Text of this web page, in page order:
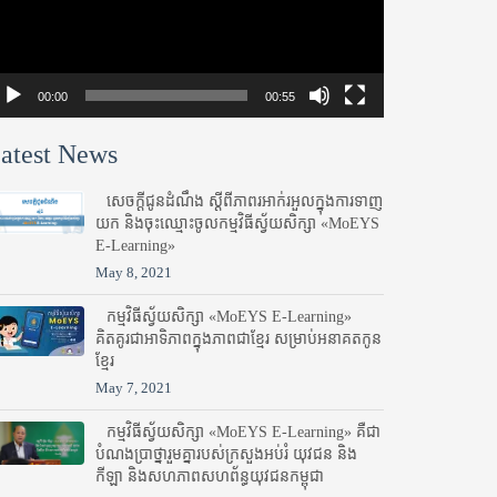
00:00 00:55
News
សេចក្តីជូនដំណឹង ស្តី​ពីភាព​រអាក់រអួល​ក្នុងការ​ទាញ​
យក និង​ចុះ​ឈ្មោះ​ចូល​កម្មវិធី​ស្វ័យសិក្សា «MoEYS
E-Learning»
May 8, 2021
កម្មវិធីស្វ័យសិក្សា «MoEYS E-Learning»
គិតគូរជាអាទិភាពក្នុងភាពជាខ្មែរ សម្រាប់អនាគតកូន
ខ្មែរ
May 7, 2021
កម្មវិធីស្វ័យសិក្សា «MoEYS E-Learning» គឺជា
បំណងប្រាថ្នារួមគ្នារបស់ក្រសួងអប់រំ​ យុវជន និង
កីឡា និងសហភាពសហព័ន្ធយុវជនកម្ពុជា